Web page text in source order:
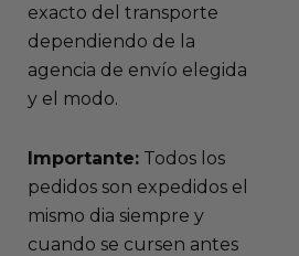
exacto del transporte
dependiendo de la
agencia de envío elegida
y el modo.
Importante:Todos los
pedidos son expedidos el
mismo dia siempre y
cuando se cursen antes